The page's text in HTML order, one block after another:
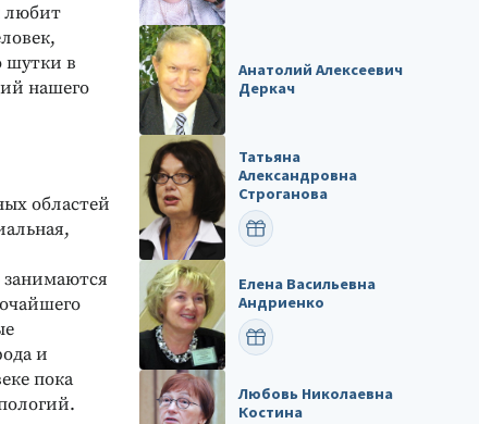
любит
шутки в
нашего
областей
занимаются
и
пока
Анатолий Алексеевич
Деркач
Татьяна
Александровна
Строганова
ПОЗДРАВИТЬ
Елена Васильевна
Андриенко
ПОЗДРАВИТЬ
Любовь Николаевна
Костина